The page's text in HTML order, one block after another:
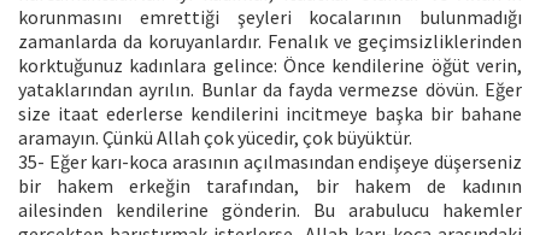
korunmasını emrettiği şeyleri kocalarının bulunmadığı
zamanlarda da koruyanlardır. Fenalık ve geçimsizliklerinden
korktuğunuz kadınlara gelince: Önce kendilerine öğüt verin,
yataklarından ayrılın. Bunlar da fayda vermezse dövün. Eğer
size itaat ederlerse kendilerini incitmeye başka bir bahane
aramayın. Çünkü Allah çok yücedir, çok büyüktür.
35- Eğer karı-koca arasının açılmasından endişeye düşerseniz
bir hakem erkeğin tarafından, bir hakem de kadının
ailesinden kendilerine gönderin. Bu arabulucu hakemler